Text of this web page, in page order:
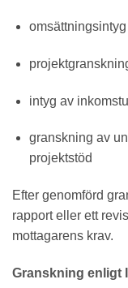
intyg av
granskning av
projektstöd
Efter genomförd
rapport eller ett
mottagarens krav.
Granskning enligt